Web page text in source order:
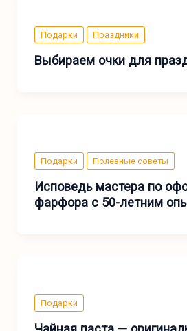
Подарки Праздники
Выбираем очки для
Подарки Полезные советы
Исповедь мастера по
фарфора с 50-летним
Подарки